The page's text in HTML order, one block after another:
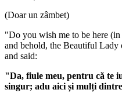
(Doar un zâmbet)
"Do you wish me to be here
and behold, the Beautiful Lady
and said:
"Da, fiule meu, pentru că te
singur; adu aici și mulți